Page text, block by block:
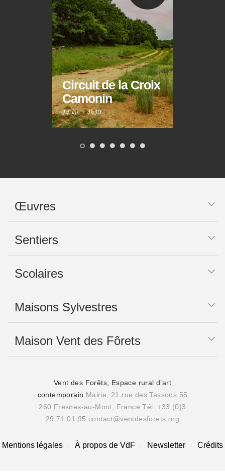
Circuit de la Croix
Camonin
14 km·4h30
Œuvres
Sentiers
Scolaires
Maisons Sylvestres
Maison Vent des Fôrets
Vent des Forêts, Espace rural d’art
contemporain Mairie, 21 rue des Tassons 55
260 Fresnes-au-Mont, France Tél. +33 (0)3
29 71 01 95 contact@ventdesforets.org
Mentions légales À propos de VdF Newsletter Crédits